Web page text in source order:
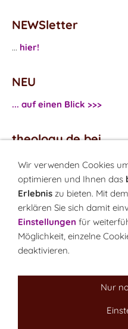
NEWSletter
... hier!
NEU
... auf einen Blick >>>
theology.de bei
...Facebook
...Twitter
Monatsrätsel
Rätseln & Gewinnen!
Wir verwenden Cookies
optimieren und Ihnen das
Erlebnis zu bieten. Mit
erklären Sie sich damit
Einstellungen für
Möglichkeit, einzelne
deaktivieren.
Nur